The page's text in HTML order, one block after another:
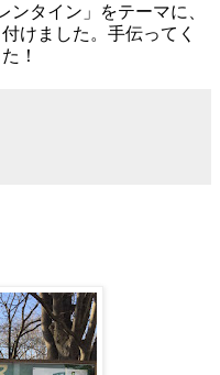
タイン」をテーマに、
けました。手伝ってく
！